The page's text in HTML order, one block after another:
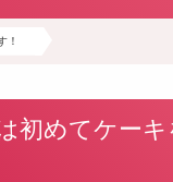
！
初めてケー